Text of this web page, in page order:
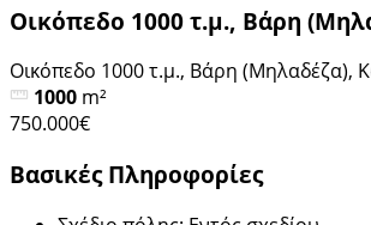
Οικόπεδο 1000 τ.μ., Βάρη
Οικόπεδο 1000 τ.μ., Βάρη (Μηλαδέζα),
1000 m²
750.000€
Βασικές Πληροφορίες